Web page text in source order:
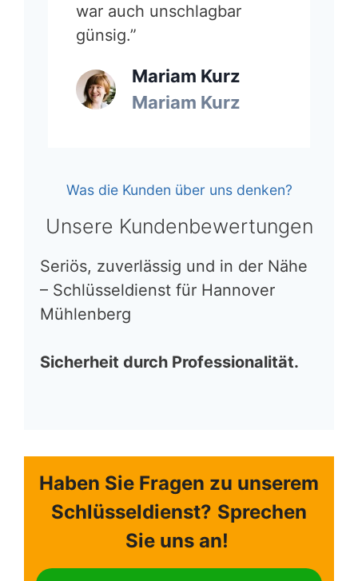
war auch unschlagbar
günsig.”
Mariam Kurz
Mariam Kurz
Was die Kunden über uns denken?
Unsere Kundenbewertungen
Seriös, zuverlässig und in der Nähe
– Schlüsseldienst für Hannover
Mühlenberg
Sicherheit durch Professionalität.
Haben Sie Fragen zu unserem
Schlüsseldienst? Sprechen
Sie uns an!